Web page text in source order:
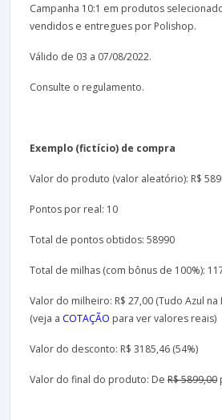
Campanha 10:1 em produtos
vendidos e entregues por Polishop.
Válido de 03 a 07/08/2022.
Consulte o regulamento.
Exemplo (fictício) de compra
Valor do produto (valor aleatório): R$
Pontos por real: 10
Total de pontos obtidos: 58990
Total de milhas (com bônus de 100%):
Valor do milheiro: R$ 27,00 (Tudo Azul na
(veja a COTAÇÃO para ver valores reais)
Valor do desconto: R$ 3185,46 (54%)
Valor do final do produto: De R$ 5899,00